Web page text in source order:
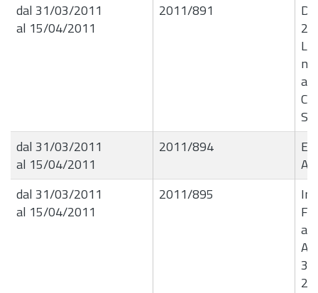
dal 31/03/2011
al 15/04/2011
2011/891
dal 31/03/2011
al 15/04/2011
2011/894
dal 31/03/2011
al 15/04/2011
2011/895